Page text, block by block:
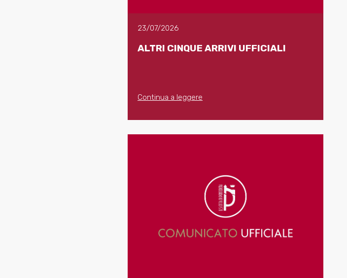
23/07/2026
ALTRI CINQUE ARRIVI UFFICIALI
Continua a leggere